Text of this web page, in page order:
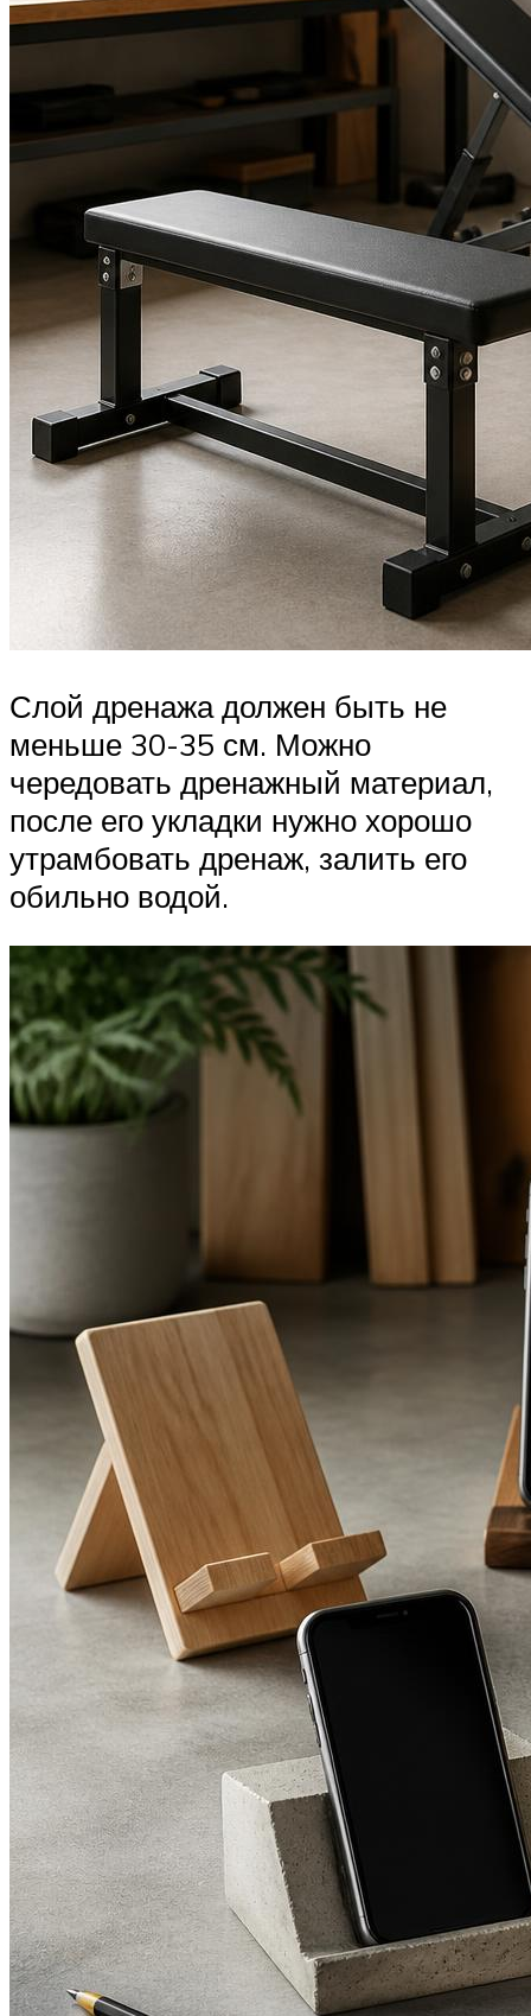
Слой дренажа должен быть не
меньше 30-35 см. Можно
чередовать дренажный материал,
после его укладки нужно хорошо
утрамбовать дренаж, залить его
обильно водой.